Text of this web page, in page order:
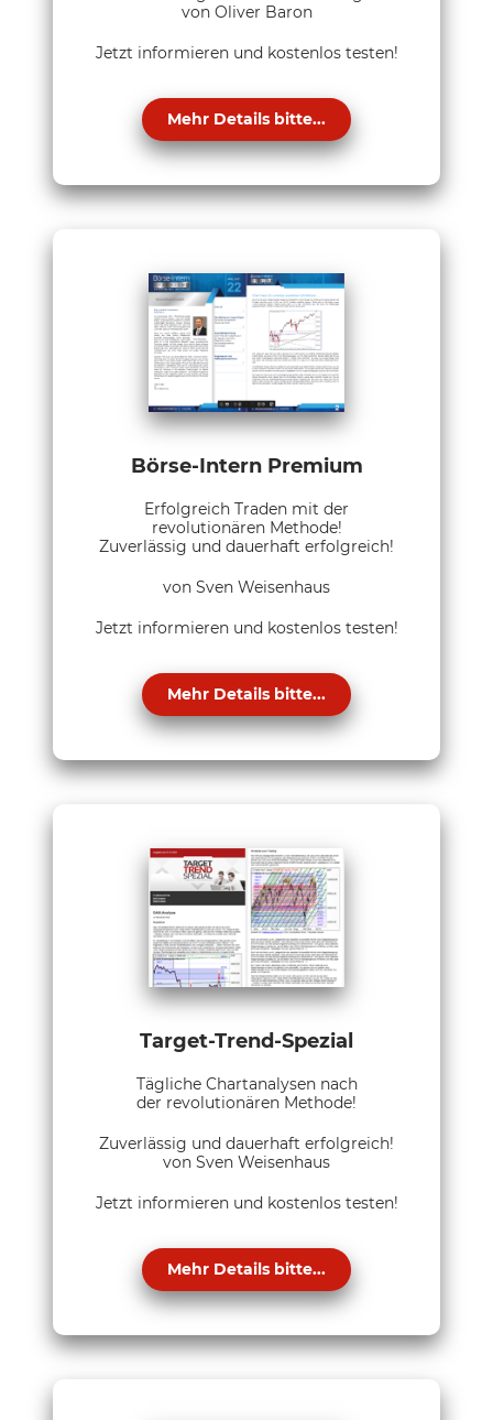
von Oliver Baron
Jetzt informieren und kostenlos testen!
Mehr Details bitte...
Börse-Intern Premium
Erfolgreich Traden mit der
revolutionären Methode!
Zuverlässig und dauerhaft erfolgreich!
von Sven Weisenhaus
Jetzt informieren und kostenlos testen!
Mehr Details bitte...
Target-Trend-Spezial
Tägliche Chartanalysen nach
der revolutionären Methode!
Zuverlässig und dauerhaft erfolgreich!
von Sven Weisenhaus
Jetzt informieren und kostenlos testen!
Mehr Details bitte...